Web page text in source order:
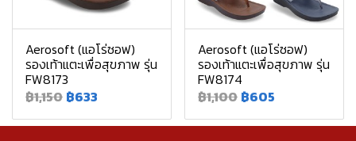
Aerosoft (แอโร่ซอฟ)
รองเท้าแตะเพื่อสุขภาพ รุ่น
FW8173
฿1,150 ฿633
Aerosoft (แอโร่ซอฟ)
รองเท้าแตะเพื่อสุขภาพ รุ่น
FW8174
฿1,100 ฿605